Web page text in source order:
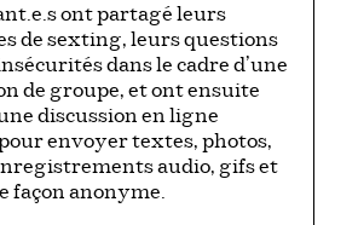
ont partagé leurs
de sexting, leurs questions
dans le cadre d’une
de groupe, et ont ensuite
discussion en ligne
envoyer textes, photos,
audio, gifs et
façon anonyme.